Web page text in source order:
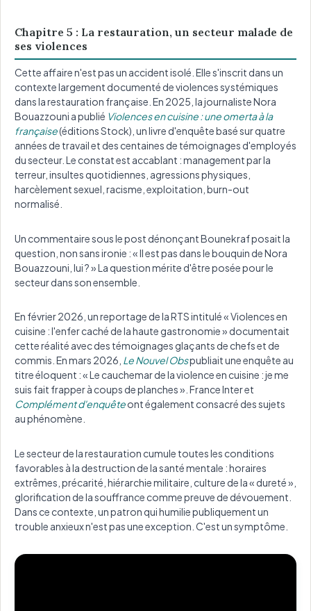
Chapitre 5 : La restauration, un secteur malade de
ses violences
Cette affaire n'est pas un accident isolé. Elle s'inscrit dans un
contexte largement documenté de violences systémiques
dans la restauration française. En 2025, la journaliste Nora
Bouazzouni a publié Violences en cuisine : une omerta à la
française(éditions Stock), un livre d'enquête basé sur quatre
années de travail et des centaines de témoignages d'employés
du secteur. Le constat est accablant : management par la
terreur, insultes quotidiennes, agressions physiques,
harcèlement sexuel, racisme, exploitation, burn-out
normalisé.
Un commentaire sous le post dénonçant Bounekraf posait la
question, non sans ironie : « Il est pas dans le bouquin de Nora
Bouazzouni, lui ? » La question mérite d'être posée pour le
secteur dans son ensemble.
En février 2026, un reportage de la RTS intitulé « Violences en
cuisine : l'enfer caché de la haute gastronomie » documentait
cette réalité avec des témoignages glaçants de chefs et de
commis. En mars 2026, Le Nouvel Obspubliait une enquête au
titre éloquent : « Le cauchemar de la violence en cuisine : je me
suis fait frapper à coups de planches ». France Inter et
Complément d'enquêteont également consacré des sujets
au phénomène.
Le secteur de la restauration cumule toutes les conditions
favorables à la destruction de la santé mentale : horaires
extrêmes, précarité, hiérarchie militaire, culture de la « dureté »,
glorification de la souffrance comme preuve de dévouement.
Dans ce contexte, un patron qui humilie publiquement un
trouble anxieux n'est pas une exception. C'est un symptôme.